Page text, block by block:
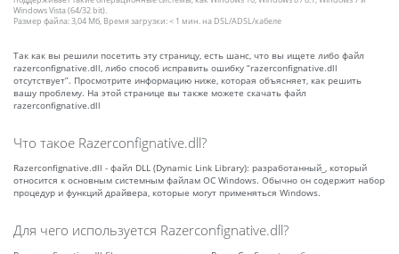
Windows Vista (64/32 bit).
Размер файла: 3,04 Мб, Время загрузки: < 1 мин. на DSL/ADSL/кабеле
Так как вы решили посетить эту страницу, есть шанс, что вы ищете либо файл
razerconfignative.dll, либо способ исправить ошибку “razerconfignative.dll
отсутствует”. Просмотрите информацию ниже, которая объясняет, как решить
вашу проблему. На этой странице вы также можете скачать файл
razerconfignative.dll
Что такое Razerconfignative.dll?
Razerconfignative.dll - файл DLL (Dynamic Link Library): разработанный_, который
относится к основным системным файлам ОС Windows. Обычно он содержит набор
процедур и функций драйвера, которые могут применяться Windows.
Для чего используется Razerconfignative.dll?